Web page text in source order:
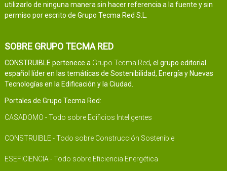
utilizarlo de ninguna manera sin hacer referencia a la fuente y sin
permiso por escrito de Grupo Tecma Red S.L.
SOBRE GRUPO TECMA RED
CONSTRUIBLE pertenece a Grupo Tecma Red, el grupo editorial
español líder en las temáticas de Sostenibilidad, Energía y Nuevas
Tecnologías en la Edificación y la Ciudad.
Portales de Grupo Tecma Red:
CASADOMO - Todo sobre Edificios Inteligentes
CONSTRUIBLE - Todo sobre Construcción Sostenible
ESEFICIENCIA - Todo sobre Eficiencia Energética